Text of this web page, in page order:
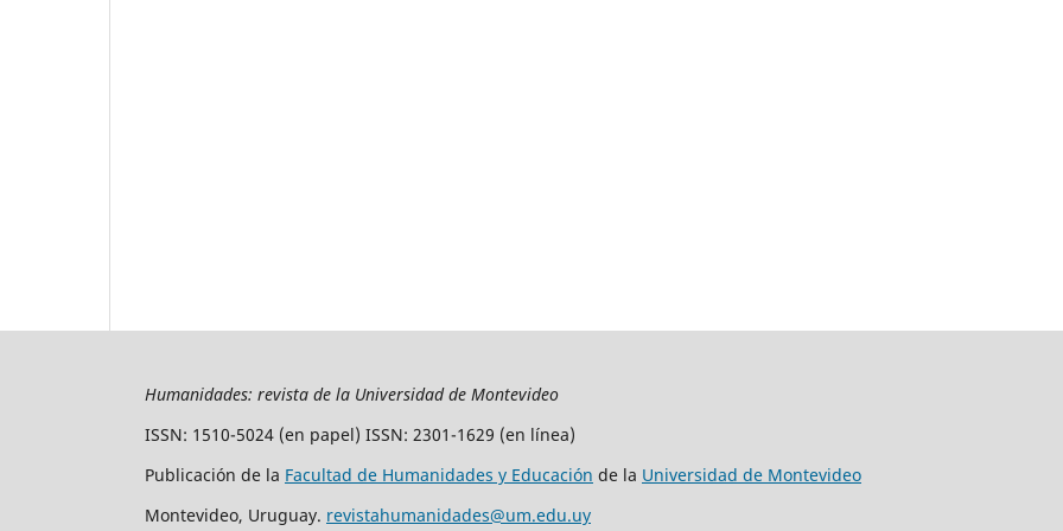
Humanidades: revista de la Universidad de Montevideo
ISSN: 1510-5024 (en papel) ISSN: 2301-1629 (en línea)
Publicación de la Facultad de Humanidades y Educación de la Universidad de Montevideo
Montevideo, Uruguay. revistahumanidades@um.edu.uy